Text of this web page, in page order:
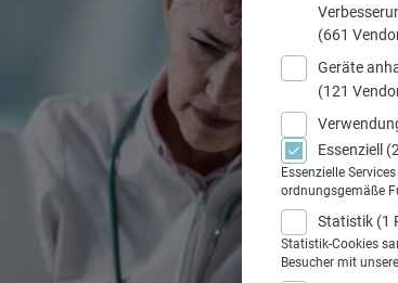
(661
Geräte
(121
Essenziell
Essenzielle
ordnungsgemäße
Statistik (1
Statistik-Cookies
Besucher mit